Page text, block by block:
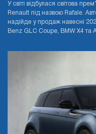
У світі відбулася світова
Renault під назвою Rafale.
надійде у продаж навесні
Benz GLC Coupe, BMW X4 та